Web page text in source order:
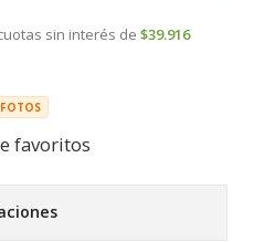
sin interés de $39.916
favoritos